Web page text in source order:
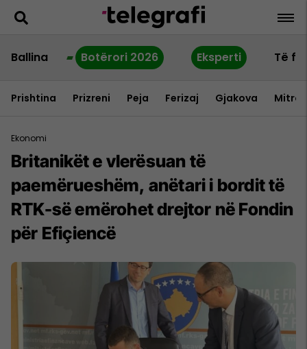
Ballina Botërori 2026 Eksperti Të
Prishtina Prizreni Peja Ferizaj Gjakova
Ekonomi
Britanikët e vlerësuan të
paemërueshëm, anëtari i bordit të
RTK-së emërohet drejtor në Fondin
për Efiçiencë